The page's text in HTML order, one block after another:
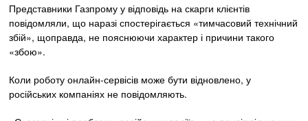
Представники Газпрому у відповідь на скарги клієнтів
повідомляли, що наразі спостерігається «тимчасовий технічний
збій», щоправда, не пояснюючи характер і причини такого
«збою».
Коли роботу онлайн-сервісів може бути відновлено, у
російських компаніях не повідомляють.